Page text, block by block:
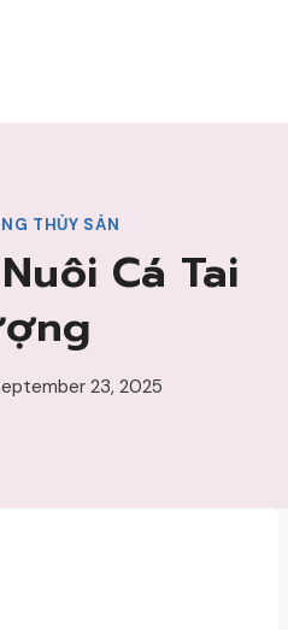
THỦY SẢN
Cá Tai
23, 2025